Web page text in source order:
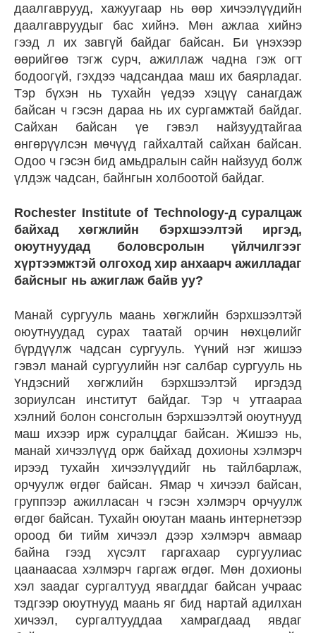
даалгаврууд, хажуугаар нь өөр хичээлүүдийн
даалгавруудыг бас хийнэ. Мөн ажлаа хийнэ
гээд л их завгүй байдаг байсан. Би үнэхээр
өөрийгөө тэгж сурч, ажиллаж чадна гэж огт
бодоогүй, гэхдээ чадсандаа маш их баярладаг.
Тэр бүхэн нь тухайн үедээ хэцүү санагдаж
байсан ч гэсэн дараа нь их сургамжтай байдаг.
Сайхан байсан үе гэвэл найзуудтайгаа
өнгөрүүлсэн мөчүүд гайхалтай сайхан байсан.
Одоо ч гэсэн бид амьдралын сайн найзууд болж
үлдэж чадсан, байнгын холбоотой байдаг.
Rochester Institute of Technology-д суралцаж
байхад хөгжлийн бэрхшээлтэй иргэд,
оюутнуудад боловсролын үйлчилгээг
хүртээмжтэй олгоход хир анхаарч ажилладаг
байсныг нь ажиглаж байв уу?
Манай сургууль маань хөгжлийн бэрхшээлтэй
оюутнуудад сурах таатай орчин нөхцөлийг
бүрдүүлж чадсан сургууль. Үүний нэг жишээ
гэвэл манай сургуулийн нэг салбар сургууль нь
Үндэсний хөгжлийн бэрхшээлтэй иргэдэд
зориулсан институт байдаг. Тэр ч утгаараа
хэлний болон сонсголын бэрхшээлтэй оюутнууд
маш ихээр ирж суралцдаг байсан. Жишээ нь,
манай хичээлүүд орж байхад дохионы хэлмэрч
ирээд тухайн хичээлүүдийг нь тайлбарлаж,
орчуулж өгдөг байсан. Ямар ч хичээл байсан,
группээр ажилласан ч гэсэн хэлмэрч орчуулж
өгдөг байсан. Тухайн оюутан маань интернетээр
ороод би тийм хичээл дээр хэлмэрч авмаар
байна гээд хүсэлт гаргахаар сургуулиас
цаанаасаа хэлмэрч гаргаж өгдөг. Мөн дохионы
хэл заадаг сургалтууд явагддаг байсан учраас
тэдгээр оюутнууд маань яг бид нартай адилхан
хичээл, сургалтууддаа хамрагдаад явдаг